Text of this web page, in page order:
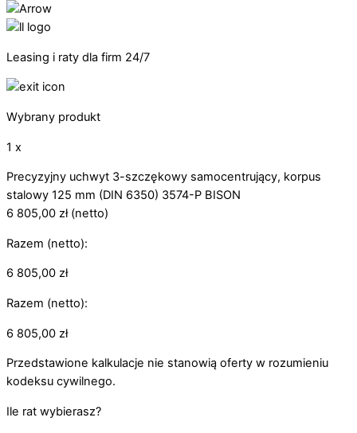
Leasing i raty dla firm 24/7
Wybrany produkt
1 x
Precyzyjny uchwyt 3-szczękowy samocentrujący, korpus
stalowy 125 mm (DIN 6350) 3574-P BISON
6 805,00 zł(netto)
Razem (netto):
6 805,00 zł
Razem (netto):
6 805,00 zł
Przedstawione kalkulacje nie stanowią oferty w rozumieniu
kodeksu cywilnego.
Ile rat wybierasz?